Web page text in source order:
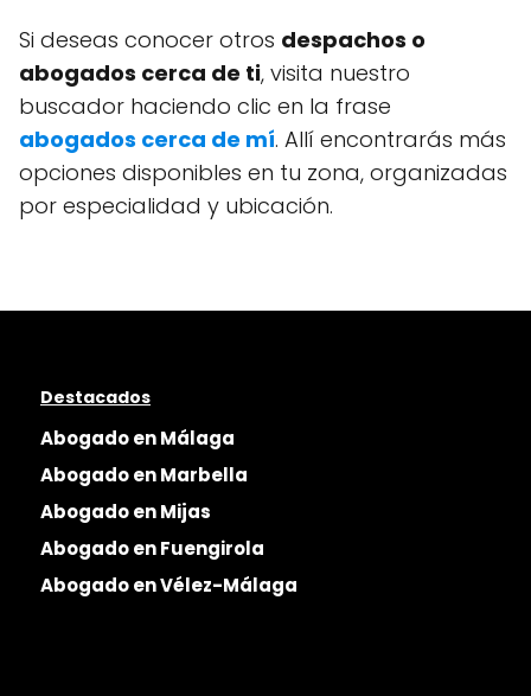
Si deseas conocer otros despachos o
abogados cerca de ti, visita nuestro
buscador haciendo clic en la frase
abogados cerca de mí. Allí encontrarás más
opciones disponibles en tu zona, organizadas
por especialidad y ubicación.
Destacados
Abogado en Málaga
Abogado en Marbella
Abogado en Mijas
Abogado en Fuengirola
Abogado en Vélez-Málaga